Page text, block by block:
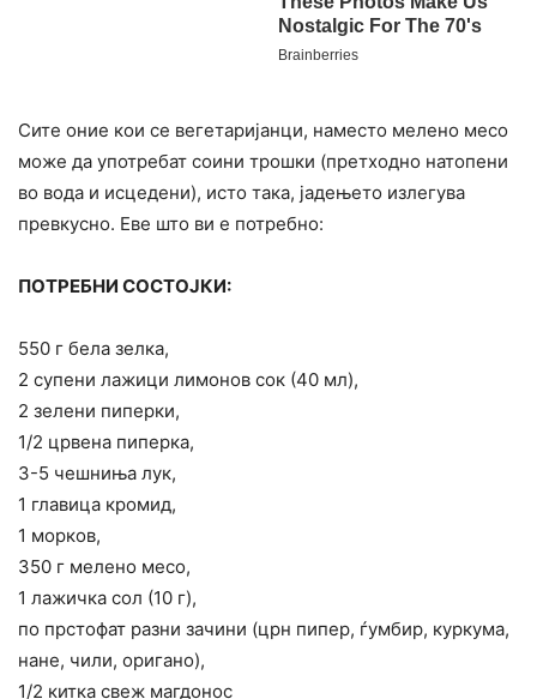
Сите оние кои се вегетаријанци, наместо мелено месо
може да употребат соини трошки (претходно натопени
во вода и исцедени), исто така, јадењето излегува
превкусно. Еве што ви е потребно:
ПОТРЕБНИ СОСТОЈКИ:
550 г бела зелка,
2 супени лажици лимонов сок (40 мл),
2 зелени пиперки,
1/2 црвена пиперка,
3-5 чешниња лук,
1 главица кромид,
1 морков,
350 г мелено месо,
1 лажичка сол (10 г),
по прстофат разни зачини (црн пипер, ѓумбир, куркума,
нане, чили, оригано),
1/2 китка свеж магдонос